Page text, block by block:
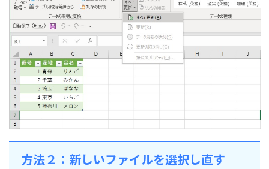
方法２：新しいファイルを選択し直す